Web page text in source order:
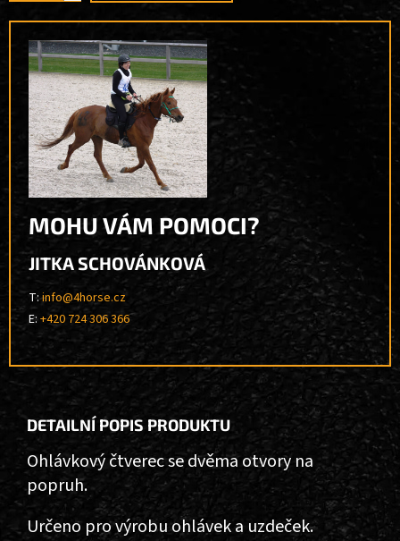
MOHU VÁM POMOCI?
JITKA SCHOVÁNKOVÁ
T:info@4horse.cz
E: +420 724 306 366
DETAILNÍ POPIS PRODUKTU
Ohlávkový čtverec se dvěma otvory na
popruh.
Určeno pro výrobu ohlávek a uzdeček.